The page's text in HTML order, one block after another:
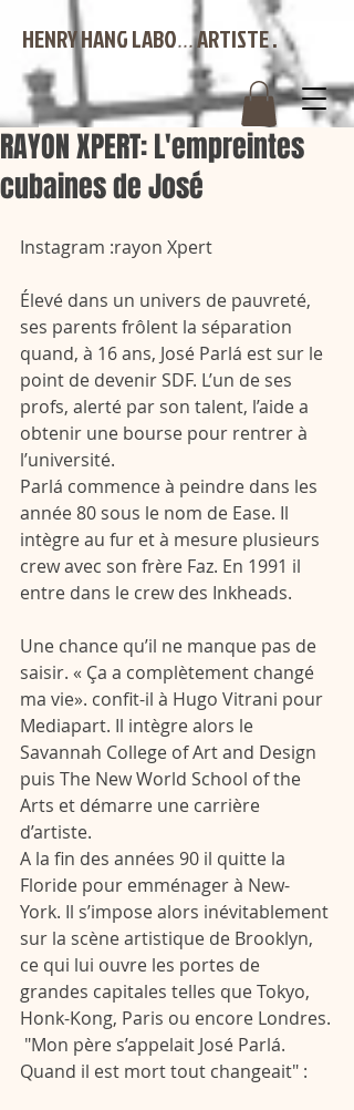
HENRY HANG LABO...ARTISTE .
RAYON XPERT: L'empreintes
cubaines de José
Instagram :rayon Xpert
Élevé dans un univers de pauvreté,
ses parents frôlent la séparation
quand, à 16 ans, José Parlá est sur le
point de devenir SDF. L’un de ses
profs, alerté par son talent, l’aide a
obtenir une bourse pour rentrer à
l’université.
Parlá commence à peindre dans les
année 80 sous le nom de Ease. Il
intègre au fur et à mesure plusieurs
crew avec son frère Faz. En 1991 il
entre dans le crew des Inkheads.
Une chance qu’il ne manque pas de
saisir. « Ça a complètement changé
ma vie». confit-il à Hugo Vitrani pour
Mediapart. Il intègre alors le
Savannah College of Art and Design
puis The New World School of the
Arts et démarre une carrière
d’artiste.
A la fin des années 90 il quitte la
Floride pour emménager à New-
York. Il s’impose alors inévitablement
sur la scène artistique de Brooklyn,
ce qui lui ouvre les portes de
grandes capitales telles que Tokyo,
Honk-Kong, Paris ou encore Londres.
"Mon père s’appelait José Parlá.
Quand il est mort tout changeait" :